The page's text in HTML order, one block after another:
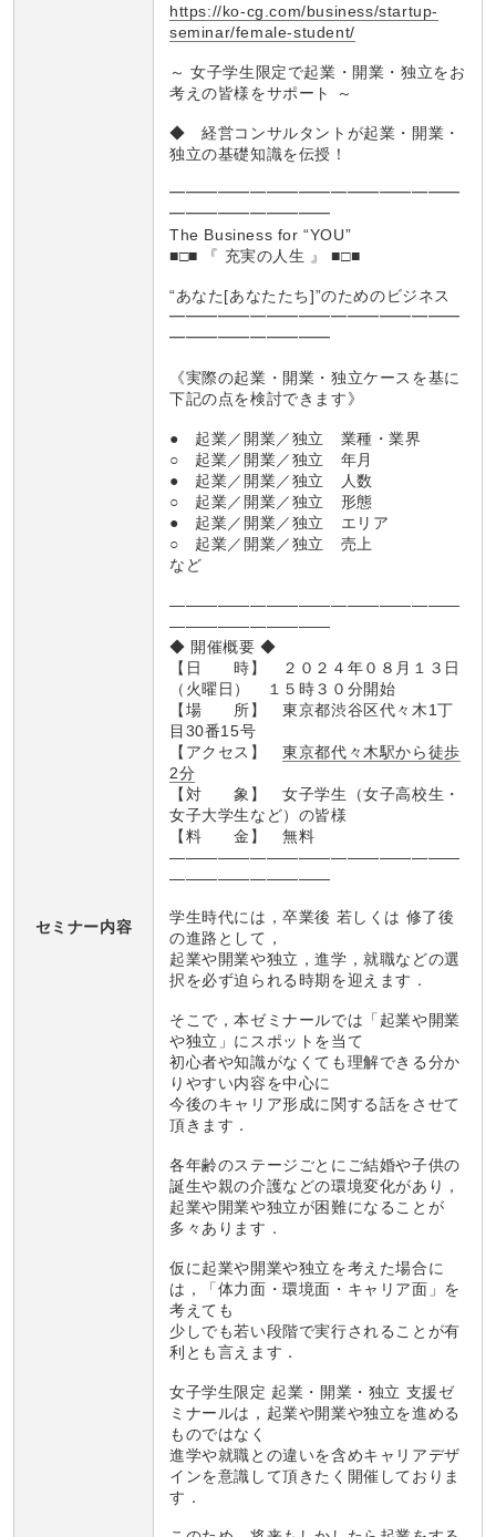
セミナー内容
https://ko-cg.com/business/startup-
seminar/female-student/
～ 女子学生限定で起業・開業・独立をお
考えの皆様をサポート ～
◆ 経営コンサルタントが起業・開業・
独立の基礎知識を伝授！
━━━━━━━━━━━━━━━━━━
━━━━━━━━━━
The Business for “YOU”
■□■ 『 充実の人生 』 ■□■
“あなた[あなたたち]”のためのビジネス
━━━━━━━━━━━━━━━━━━
━━━━━━━━━━
《実際の起業・開業・独立ケースを基に
下記の点を検討できます》
● 起業／開業／独立 業種・業界
○ 起業／開業／独立 年月
● 起業／開業／独立 人数
○ 起業／開業／独立 形態
● 起業／開業／独立 エリア
○ 起業／開業／独立 売上
など
――――――――――――――――――
――――――――――
◆ 開催概要 ◆
【日 時】 ２０２４年０８月１３日
（火曜日） １５時３０分開始
【場 所】 東京都渋谷区代々木1丁
目30番15号
【アクセス】東京都代々木駅から徒歩
2分
【対 象】 女子学生（女子高校生・
女子大学生など）の皆様
【料 金】 無料
――――――――――――――――――
――――――――――
学生時代には，卒業後 若しくは 修了後
の進路として，
起業や開業や独立，進学，就職などの選
択を必ず迫られる時期を迎えます．
そこで，本ゼミナールでは「起業や開業
や独立」にスポットを当て
初心者や知識がなくても理解できる分か
りやすい内容を中心に
今後のキャリア形成に関する話をさせて
頂きます．
各年齢のステージごとにご結婚や子供の
誕生や親の介護などの環境変化があり，
起業や開業や独立が困難になることが
多々あります．
仮に起業や開業や独立を考えた場合に
は，「体力面・環境面・キャリア面」を
考えても
少しでも若い段階で実行されることが有
利とも言えます．
女子学生限定 起業・開業・独立 支援ゼ
ミナールは，起業や開業や独立を進める
ものではなく
進学や就職との違いを含めキャリアデザ
インを意識して頂きたく開催しておりま
す．